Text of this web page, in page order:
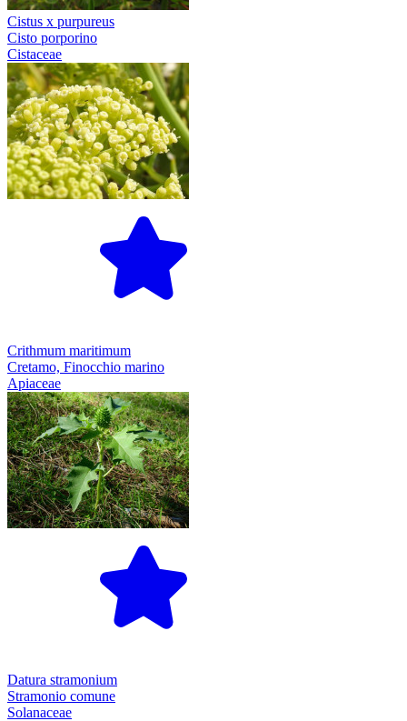
Cistus x purpureus
Cisto porporino
Cistaceae
Crithmum maritimum
Cretamo, Finocchio marino
Apiaceae
Datura stramonium
Stramonio comune
Solanaceae